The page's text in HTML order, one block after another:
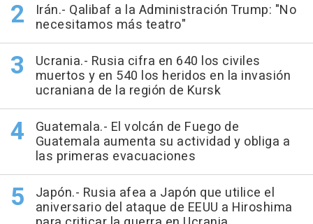
Irán.- Qalibaf a la Administración Trump: "No
necesitamos más teatro"
Ucrania.- Rusia cifra en 640 los civiles
muertos y en 540 los heridos en la invasión
ucraniana de la región de Kursk
Guatemala.- El volcán de Fuego de
Guatemala aumenta su actividad y obliga a
las primeras evacuaciones
Japón.- Rusia afea a Japón que utilice el
aniversario del ataque de EEUU a Hiroshima